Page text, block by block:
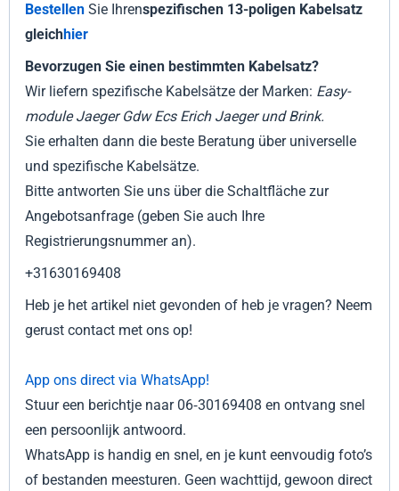
Bestellen Sie Ihrenspezifischen 13-poligen Kabelsatz
gleichhier
Bevorzugen Sie einen bestimmten Kabelsatz?
Wir liefern spezifische Kabelsätze der Marken: Easy-
module Jaeger Gdw Ecs Erich Jaeger und Brink.
Sie erhalten dann die beste Beratung über universelle
und spezifische Kabelsätze.
Bitte antworten Sie uns über die Schaltfläche zur
Angebotsanfrage (geben Sie auch Ihre
Registrierungsnummer an).
+31630169408
Heb je het artikel niet gevonden of heb je vragen? Neem
gerust contact met ons op!
App ons direct via WhatsApp!
Stuur een berichtje naar 06‑30169408 en ontvang snel
een persoonlijk antwoord.
WhatsApp is handig en snel, en je kunt eenvoudig foto’s
of bestanden meesturen. Geen wachttijd, gewoon direct